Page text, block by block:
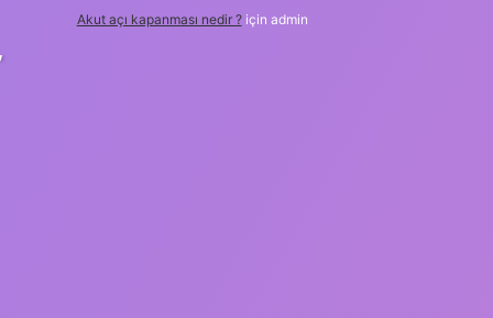
Akut açı kapanması nedir ?için admin